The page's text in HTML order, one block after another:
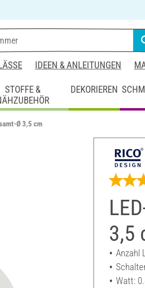
IDEEN & ANLEITUNGEN
STOFFE &
DEKORIEREN
Ø 3,5 cm
3,5
Anzahl
Watt: